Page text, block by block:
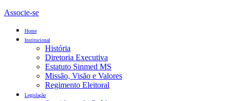
Associe-se
Home
Institucional
História
Diretoria Executiva
Estatuto Sinmed MS
Missão, Visão e Valores
Regimento Eleitoral
Legislação